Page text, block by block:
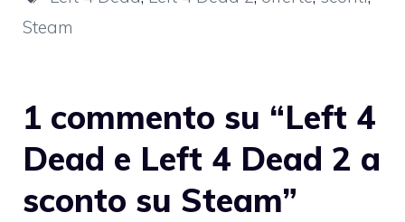
Steam
1 commento su “Left 4
Dead e Left 4 Dead 2 a
sconto su Steam”